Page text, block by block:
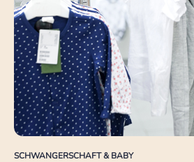
SCHWANGERSCHAFT & BABY